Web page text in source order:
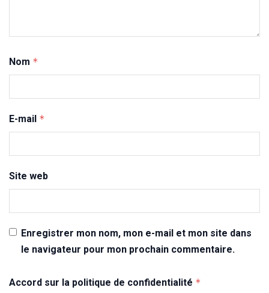
Nom *
E-mail *
Site web
Enregistrer mon nom, mon e-mail et mon site dans
le navigateur pour mon prochain commentaire.
Accord sur la politique de confidentialité *